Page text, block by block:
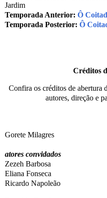
Jardim
Temporada Anterior: Ô
Temporada Posterior: Ô
Créditos
Confira os créditos de abertura
autores, direção e
Gorete Milagres
atores convidados
Zezeh Barbosa
Eliana Fonseca
Ricardo Napoleão